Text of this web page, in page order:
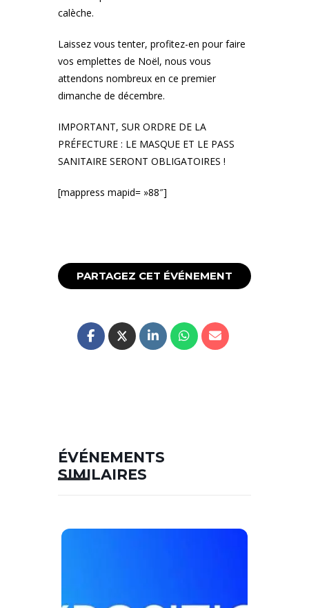
calèche.
Laissez vous tenter, profitez-en pour faire
vos emplettes de Noël, nous vous
attendons nombreux en ce premier
dimanche de décembre.
IMPORTANT, SUR ORDRE DE LA
PRÉFECTURE : LE MASQUE ET LE PASS
SANITAIRE SERONT OBLIGATOIRES !
[mappress mapid= »88″]
PARTAGEZ CET ÉVÉNEMENT
ÉVÉNEMENTS
SIMILAIRES